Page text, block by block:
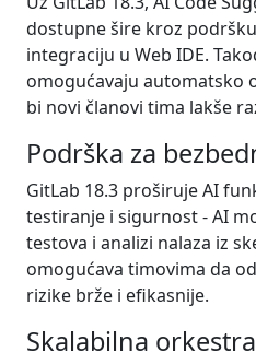
dostupne šire kroz
integraciju u Web IDE.
omogućavaju automatsko
bi novi članovi tima lakše
Podrška za
GitLab 18.3 proširuje AI
testiranje i sigurnost - AI
testova i analizi nalaza iz
omogućava timovima da
rizike brže i efikasnije.
Skalabilna